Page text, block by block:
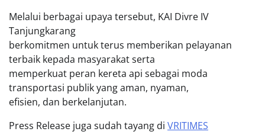
Melalui berbagai upaya tersebut, KAI Divre IV
Tanjungkarang
berkomitmen untuk terus memberikan pelayanan
terbaik kepada masyarakat serta
memperkuat peran kereta api sebagai moda
transportasi publik yang aman, nyaman,
efisien, dan berkelanjutan.
Press Release juga sudah tayang di VRITIMES